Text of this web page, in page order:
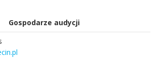
Gospodarze audycji